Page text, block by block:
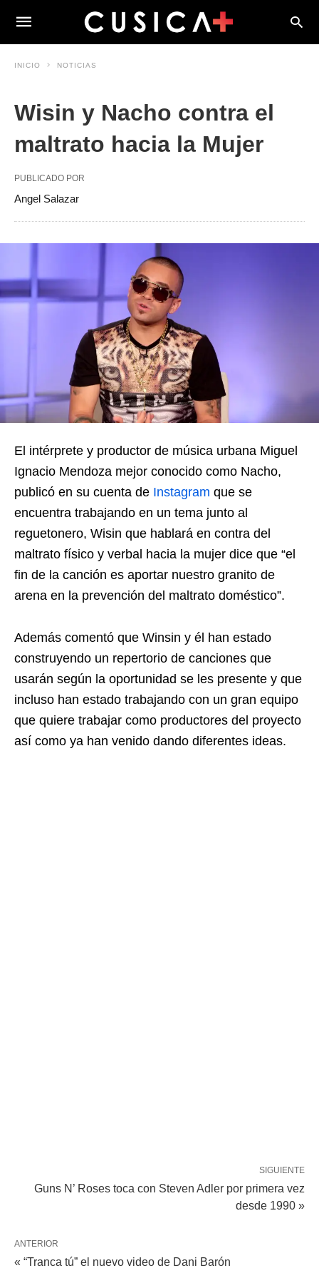
INICIO NOTICIAS
Wisin y Nacho contra el
maltrato hacia la Mujer
PUBLICADO POR
Angel Salazar
El intérprete y productor de música urbana Miguel
Ignacio Mendoza mejor conocido como Nacho,
publicó en su cuenta de Instagram que se
encuentra trabajando en un tema junto al
reguetonero, Wisin que hablará en contra del
maltrato físico y verbal hacia la mujer dice que “el
fin de la canción es aportar nuestro granito de
arena en la prevención del maltrato doméstico”.
Además comentó que Winsin y él han estado
construyendo un repertorio de canciones que
usarán según la oportunidad se les presente y que
incluso han estado trabajando con un gran equipo
que quiere trabajar como productores del proyecto
así como ya han venido dando diferentes ideas.
SIGUIENTE
Guns N’ Roses toca con Steven Adler por primera vez
desde 1990 »
ANTERIOR
« “Tranca tú” el nuevo video de Dani Barón